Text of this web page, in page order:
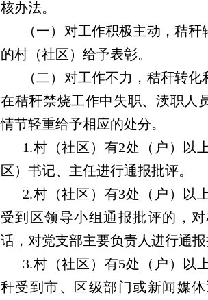
核办法。
（一）对工作积极主动，秸
的村（社区）给予表彰。
（二）对工作不力，秸秆转
在秸秆禁烧工作中失职、渎职人
情节轻重给予相应的处分。
1.村（社区）有2处（户）以
区）书记、主任进行通报批评。
2.村（社区）有3处（户）以
受到区领导小组通报批评的，
话，对党支部主要负责人进行通
3.村（社区）有5处（户）以
秆受到市、区级部门或新闻媒